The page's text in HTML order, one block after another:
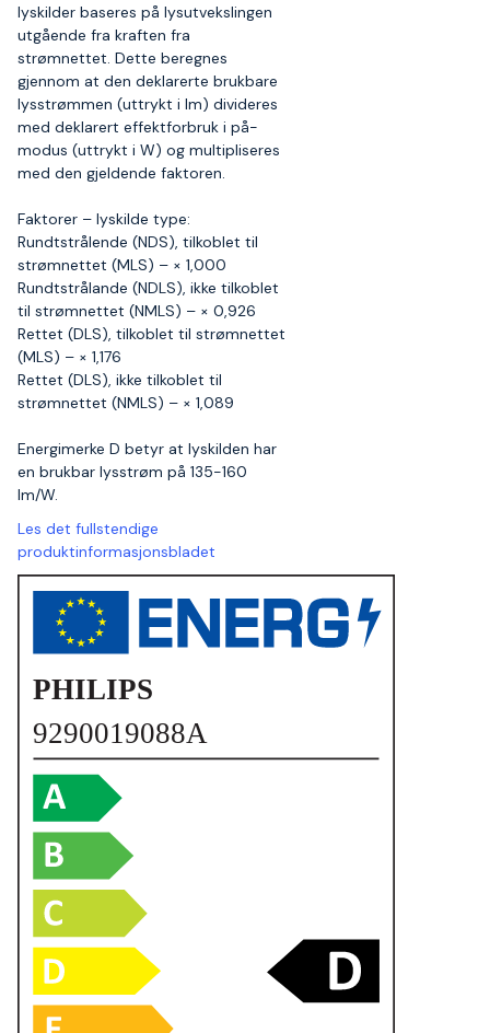
lyskilder baseres på lysutvekslingen
utgående fra kraften fra
strømnettet. Dette beregnes
gjennom at den deklarerte brukbare
lysstrømmen (uttrykt i lm) divideres
med deklarert effektforbruk i på-
modus (uttrykt i W) og multipliseres
med den gjeldende faktoren.
Faktorer – lyskilde type:
Rundtstrålende (NDS), tilkoblet til
strømnettet (MLS) – × 1,000
Rundtstrålande (NDLS), ikke tilkoblet
til strømnettet (NMLS) – × 0,926
Rettet (DLS), tilkoblet til strømnettet
(MLS) – × 1,176
Rettet (DLS), ikke tilkoblet til
strømnettet (NMLS) – × 1,089
Energimerke D betyr at lyskilden har
en brukbar lysstrøm på 135-160
lm/W.
Les det fullstendige
produktinformasjonsbladet